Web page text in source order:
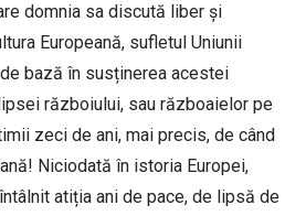
domnia sa discută liber și
Europeană, sufletul Uniunii
bază în susținerea acestei
războiului, sau războaielor pe
zeci de ani, mai precis, de când
Niciodată în istoria Europei,
atiția ani de pace, de lipsă de